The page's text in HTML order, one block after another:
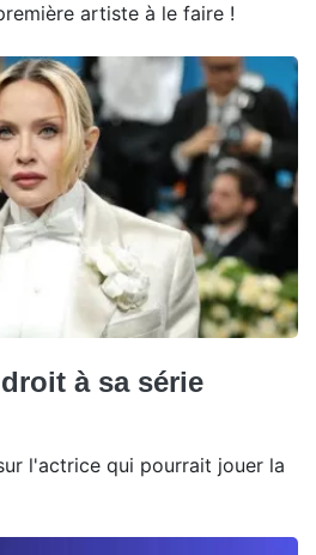
artiste à le faire !
à sa série
l'actrice qui pourrait jouer la